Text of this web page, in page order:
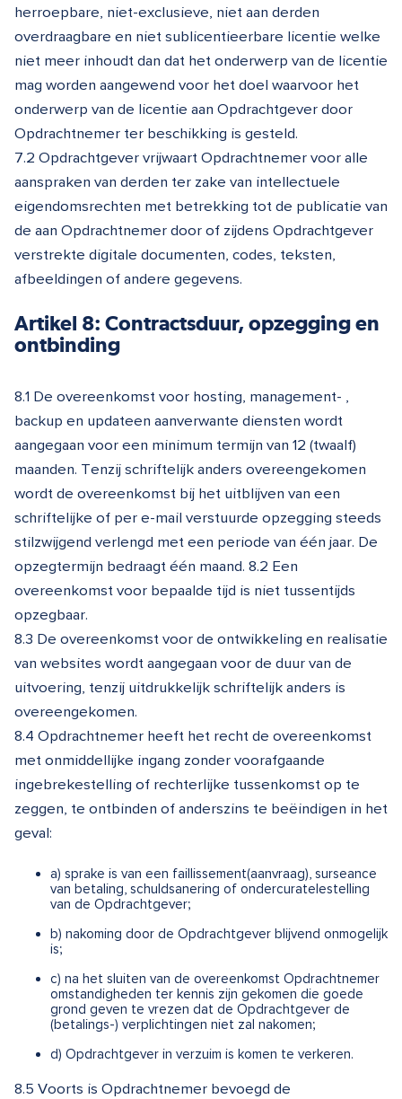
herroepbare, niet-exclusieve, niet aan derden
overdraagbare en niet sublicentieerbare licentie welke
niet meer inhoudt dan dat het onderwerp van de licentie
mag worden aangewend voor het doel waarvoor het
onderwerp van de licentie aan Opdrachtgever door
Opdrachtnemer ter beschikking is gesteld.
7.2 Opdrachtgever vrijwaart Opdrachtnemer voor alle
aanspraken van derden ter zake van intellectuele
eigendomsrechten met betrekking tot de publicatie van
de aan Opdrachtnemer door of zijdens Opdrachtgever
verstrekte digitale documenten, codes, teksten,
afbeeldingen of andere gegevens.
Artikel 8: Contractsduur, opzegging en
ontbinding
8.1 De overeenkomst voor hosting, management- ,
backup en updateen aanverwante diensten wordt
aangegaan voor een minimum termijn van 12 (twaalf)
maanden. Tenzij schriftelijk anders overeengekomen
wordt de overeenkomst bij het uitblijven van een
schriftelijke of per e-mail verstuurde opzegging steeds
stilzwijgend verlengd met een periode van één jaar. De
opzegtermijn bedraagt één maand. 8.2 Een
overeenkomst voor bepaalde tijd is niet tussentijds
opzegbaar.
8.3 De overeenkomst voor de ontwikkeling en realisatie
van websites wordt aangegaan voor de duur van de
uitvoering, tenzij uitdrukkelijk schriftelijk anders is
overeengekomen.
8.4 Opdrachtnemer heeft het recht de overeenkomst
met onmiddellijke ingang zonder voorafgaande
ingebrekestelling of rechterlijke tussenkomst op te
zeggen, te ontbinden of anderszins te beëindigen in het
geval:
a) sprake is van een faillissement(aanvraag), surseance
van betaling, schuldsanering of ondercuratelestelling
van de Opdrachtgever;
b) nakoming door de Opdrachtgever blijvend onmogelijk
is;
c) na het sluiten van de overeenkomst Opdrachtnemer
omstandigheden ter kennis zijn gekomen die goede
grond geven te vrezen dat de Opdrachtgever de
(betalings-) verplichtingen niet zal nakomen;
d) Opdrachtgever in verzuim is komen te verkeren.
8.5 Voorts is Opdrachtnemer bevoegd de